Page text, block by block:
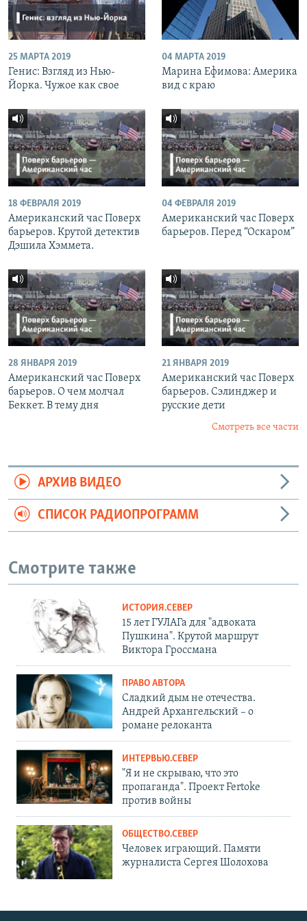
25 МАРТА 2019
Генис: Взгляд из Нью-
Йорка. Чужое как свое
04 МАРТА 2019
Марина Ефимова: Америка
вид с краю
18 ФЕВРАЛЯ 2019
Американский час Поверх
барьеров. Крутой детектив
Дэшила Хэммета.
04 ФЕВРАЛЯ 2019
Американский час Поверх
барьеров. Перед “Оскаром”
28 ЯНВАРЯ 2019
Американский час Поверх
барьеров. О чем молчал
Беккет. В тему дня
21 ЯНВАРЯ 2019
Американский час Поверх
барьеров. Сэлинджер и
русские дети
Смотреть все части
АРХИВ ВИДЕО
СПИСОК РАДИОПРОГРАММ
Смотрите также
ИСТОРИЯ.СЕВЕР
15 лет ГУЛАГа для "адвоката
Пушкина". Крутой маршрут
Виктора Гроссмана
ПРАВО АВТОРА
Сладкий дым не отечества.
Андрей Архангельский – о
романе релоканта
ИНТЕРВЬЮ.СЕВЕР
"Я и не скрываю, что это
пропаганда". Проект Fertoke
против войны
ОБЩЕСТВО.СЕВЕР
Человек играющий. Памяти
журналиста Сергея Шолохова